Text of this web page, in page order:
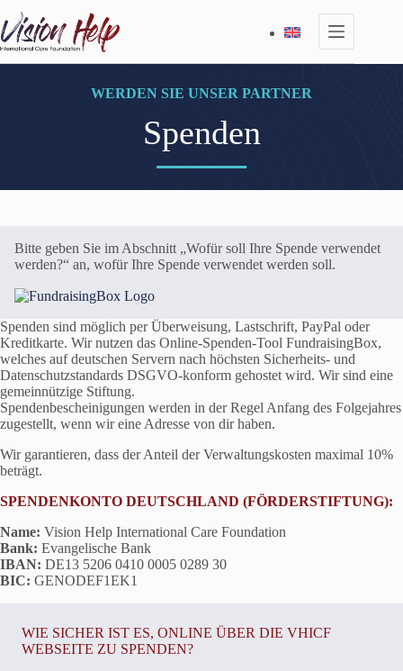
Inhalt
springen
WERDEN SIE UNSER PARTNER
Spenden
Bitte geben Sie im Abschnitt „Wofür soll Ihre Spende verwendet
werden?“ an, wofür Ihre Spende verwendet werden soll.
Spenden sind möglich per Überweisung, Lastschrift, PayPal oder
Kreditkarte. Wir nutzen das Online-Spenden-Tool FundraisingBox,
welches auf deutschen Servern nach höchsten Sicherheits- und
Datenschutzstandards DSGVO-konform gehostet wird. Wir sind eine
gemeinnützige Stiftung.
Spendenbescheinigungen werden in der Regel Anfang des Folgejahres
zugestellt, wenn wir eine Adresse von dir haben.
Wir garantieren, dass der Anteil der Verwaltungskosten maximal 10%
beträgt.
SPENDENKONTO DEUTSCHLAND (FÖRDERSTIFTUNG):
Name: Vision Help International Care Foundation
Bank: Evangelische Bank
IBAN: DE13 5206 0410 0005 0289 30
BIC: GENODEF1EK1
WIE SICHER IST ES, ONLINE ÜBER DIE VHICF
WEBSEITE ZU SPENDEN?